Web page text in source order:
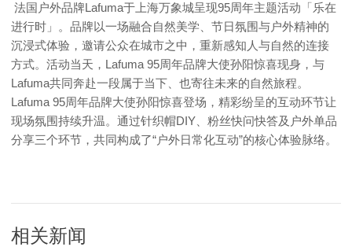
法国户外品牌Lafuma于上海万象城呈现95周年主题活动「乐在
进行时」。品牌以一场融合自然美学、节日氛围与户外精神的
沉浸式体验，邀请公众在城市之中，重新感知人与自然的连接
方式。活动当天，Lafuma 95周年品牌大使孙阳惊喜现身，与
Lafuma共同奔赴一段属于当下、也寄往未来的自然旅程。
Lafuma 95周年品牌大使孙阳惊喜登场，精彩纷呈的互动环节让
现场氛围持续升温。通过针织帽DIY、粉丝快问快答及户外单品
分享三个环节，共同构成了“户外日常化互动”的核心体验脉络。
相关新闻